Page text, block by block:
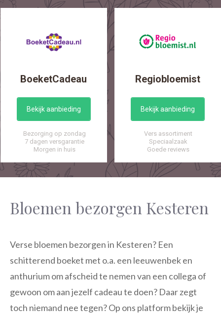
BoeketCadeau
Bekijk aanbieding
Bezorging op zondag
7 dagen versgarantie
Morgen in huis
Regiobloemist
Bekijk aanbieding
Vers assortiment
Speciaalzaak
Goede reviews
Bloemen bezorgen Kesteren
Verse bloemen bezorgen in Kesteren? Een
schitterend boeket met o.a. een leeuwenbek en
anthurium om afscheid te nemen van een collega of
gewoon om aan jezelf cadeau te doen? Daar zegt
toch niemand nee tegen? Op ons platform bekijk je